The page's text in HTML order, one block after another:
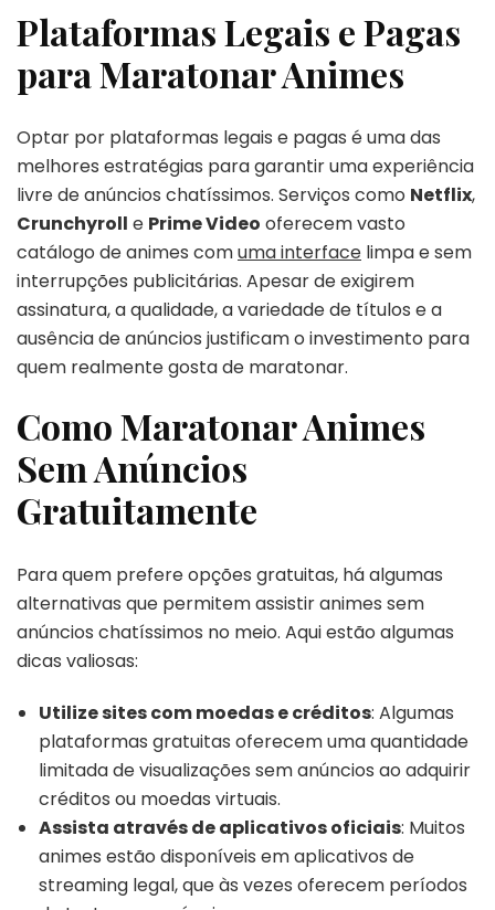
Plataformas Legais e Pagas
para Maratonar Animes
Optar por plataformas legais e pagas é uma das
melhores estratégias para garantir uma experiência
livre de anúncios chatíssimos. Serviços como Netflix,
Crunchyroll e Prime Video oferecem vasto
catálogo de animes comuma interface limpa e sem
interrupções publicitárias. Apesar de exigirem
assinatura, a qualidade, a variedade de títulos e a
ausência de anúncios justificam o investimento para
quem realmente gosta de maratonar.
Como Maratonar Animes
Sem Anúncios
Gratuitamente
Para quem prefere opções gratuitas, há algumas
alternativas que permitem assistir animes sem
anúncios chatíssimos no meio. Aqui estão algumas
dicas valiosas:
Utilize sites com moedas e créditos: Algumas
plataformas gratuitas oferecem uma quantidade
limitada de visualizações sem anúncios ao adquirir
créditos ou moedas virtuais.
Assista através de aplicativos oficiais: Muitos
animes estão disponíveis em aplicativos de
streaming legal, que às vezes oferecem períodos